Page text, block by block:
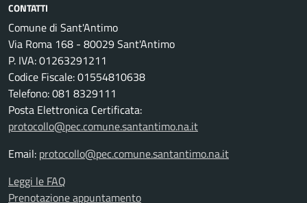
CONTATTI
Comune di Sant'Antimo
Via Roma 168 - 80029 Sant'Antimo
P. IVA: 01263291211
Codice Fiscale: 01554810638
Telefono: 081 8329111
Posta Elettronica Certificata:
protocollo@pec.comune.santantimo.na.it
Email: protocollo@pec.comune.santantimo.na.it
Leggi le FAQ
Prenotazione appuntamento